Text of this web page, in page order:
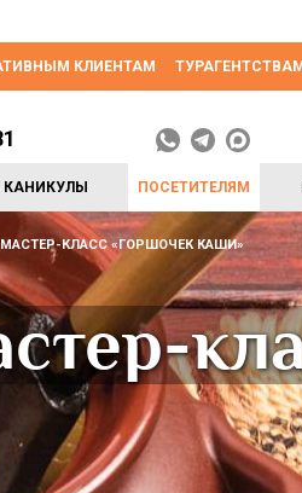
КЛИЕНТАМ ТУРАГЕНТСТВАМ
КАНИКУЛЫ ПОСЕТИТЕЛЯМ
КЛАСС «ГОРШОЧЕК КАШИ»